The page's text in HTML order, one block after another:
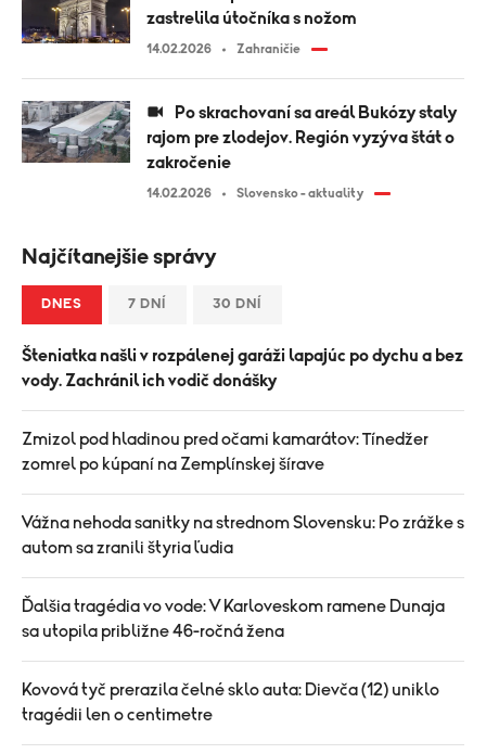
zastrelila útočníka s nožom
14.02.2026 Zahraničie
rajom pre zlodejov. Región vyzýva štát o
zakročenie
14.02.2026 Slovensko - aktuality
Najčítanejšie správy
DNES 7 DNÍ 30 DNÍ
Šteniatka našli v rozpálenej garáži lapajúc po dychu a bez
vody. Zachránil ich vodič donášky
Zmizol pod hladinou pred očami kamarátov: Tínedžer
zomrel po kúpaní na Zemplínskej šírave
Vážna nehoda sanitky na strednom Slovensku: Po zrážke s
autom sa zranili štyria ľudia
Ďalšia tragédia vo vode: V Karloveskom ramene Dunaja
sa utopila približne 46-ročná žena
Kovová tyč prerazila čelné sklo auta: Dievča (12) uniklo
tragédii len o centimetre